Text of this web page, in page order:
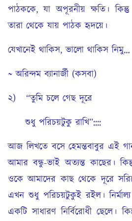
পাঠককে, যা অপূরনীয় ক্ষতি। কিন্তু
তারা থেকে যায় পাঠক হৃদয়ে।
যেখানেই থাকিস, ভালো থাকিস নিমু…
~ অরিন্দম ব্যানার্জী (কসবা)
২) “তুমি চলে গেছ দূরে
শুধু পরিচয়টুকু রাখি”::::
আজ লিখতে বসে হেমন্তবাবুর এই
আমার বন্ধু-ভাই অত্যন্ত কাছের।
ওকে আমাদের কাছ থেকে দূরে
এখন শুধু পরিচয়টুকুই রইল।
একটি সাধারণ নির্বিরোধী